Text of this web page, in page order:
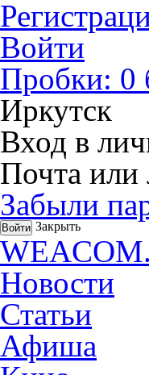
Войти
Пробки: 0
Иркутск
Вход в
Почта или
Забыли
Закрыть
Новости
Статьи
Афиша